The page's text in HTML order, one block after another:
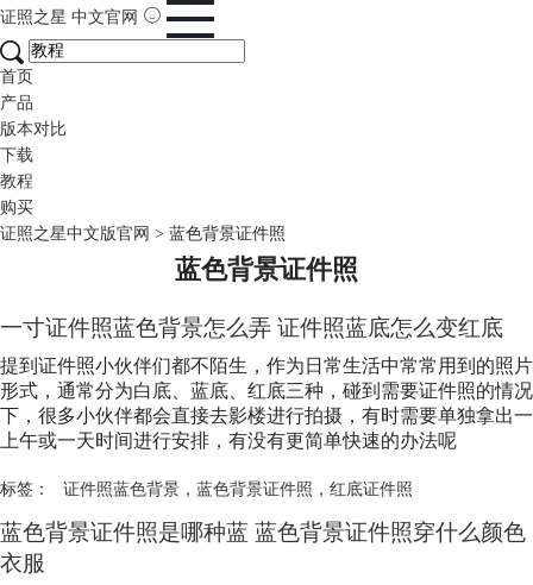
证照之星 中文官网
首页
产品
版本对比
下载
教程
购买
证照之星中文版官网 > 蓝色背景证件照
蓝色背景证件照
一寸证件照蓝色背景怎么弄 证件照蓝底怎么变红底
提到证件照小伙伴们都不陌生，作为日常生活中常常用到的照片
形式，通常分为白底、蓝底、红底三种，碰到需要证件照的情况
下，很多小伙伴都会直接去影楼进行拍摄，有时需要单独拿出一
上午或一天时间进行安排，有没有更简单快速的办法呢
标签： 证件照蓝色背景， 蓝色背景证件照 ， 红底证件照
蓝色背景证件照是哪种蓝 蓝色背景证件照穿什么颜色
衣服